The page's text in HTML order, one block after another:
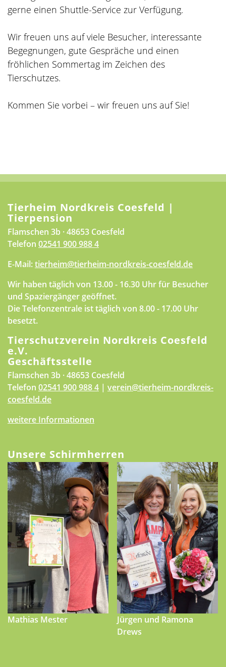
gerne einen Shuttle-Service zur Verfügung.
Wir freuen uns auf viele Besucher, interessante
Begegnungen, gute Gespräche und einen
fröhlichen Sommertag im Zeichen des
Tierschutzes.
Kommen Sie vorbei – wir freuen uns auf Sie!
Tierheim Nordkreis Coesfeld |
Tierpension
Flamschen 3b · 48653 Coesfeld
Telefon 02541 900 988 4
E-Mail:tierheim@tierheim-nordkreis-coesfeld.de
Wir haben täglich von 13.00 - 16.30 Uhr für Besucher
und Spaziergänger geöffnet.
Die Telefonzentrale ist täglich von 8.00 - 17.00 Uhr
besetzt.
Tierschutzverein Nordkreis Coesfeld
e.V.
Geschäftsstelle
Flamschen 3b · 48653 Coesfeld
Telefon 02541 900 988 4 | verein@tierheim-nordkreis-
coesfeld.de
weitere Informationen
Unsere Schirmherren
Mathias Mester
Jürgen und Ramona
Drews